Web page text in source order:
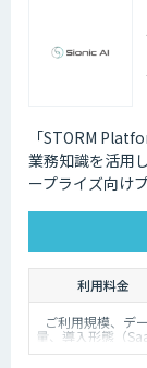
事前デポジッ
・各サービス毎の
ポイントは以下の
OCR 5ポイ
ト/1ページあた
ト/1審査
「STORM
業務知識を活用
ープライズ向け
利用料金
ご利用規模、デ
量、導入形態（
オンプレミス等）